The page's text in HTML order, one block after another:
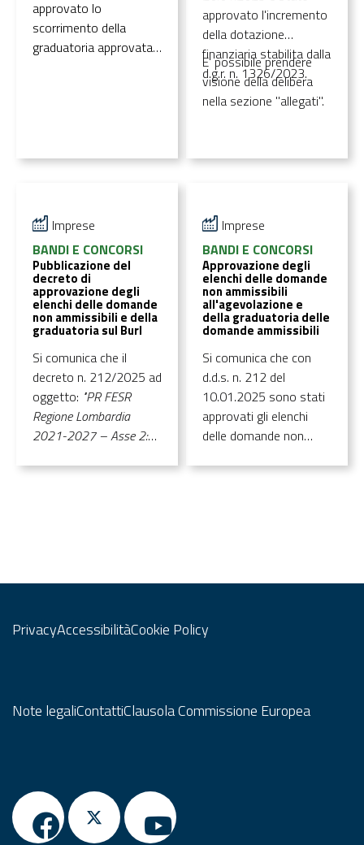
approvato lo
scorrimento della
graduatoria approvata
lombarde per lo
Edizione dedicata alle
filiere della plastica e del
tessile”. E' possibile
consultare il decreto tra
la documentazione
allegata.
approvato l'incremento
della dotazione
finanziaria stabilita dalla
d.g.r. n. 1326/2023.
E' possibile prendere
visione della delibera
nella sezione "allegati".
Imprese
BANDI E CONCORSI
Pubblicazione del
decreto di
approvazione degli
elenchi delle domande
non ammissibili e della
graduatoria sul Burl
Si comunica che il
decreto n. 212/2025 ad
oggetto: "PR FESR
Regione Lombardia
2021-2027 – Asse 2:
Ri.Circo.Lo. - Risorse
approvato con d.d.s.
elenchi delle domande
domande ammissibili"e'
stato pubblicato sul
BURL in data 15
Imprese
BANDI E CONCORSI
Approvazione degli
elenchi delle domande
non ammissibili
all'agevolazione e
della graduatoria delle
domande ammissibili
Si comunica che con
d.d.s. n. 212 del
10.01.2025 sono stati
approvati gli elenchi
delle domande non
all'agevolazione
allegati.
PrivacyAccessibilitàCookie Policy
Note legaliContattiClausola Commissione Europea